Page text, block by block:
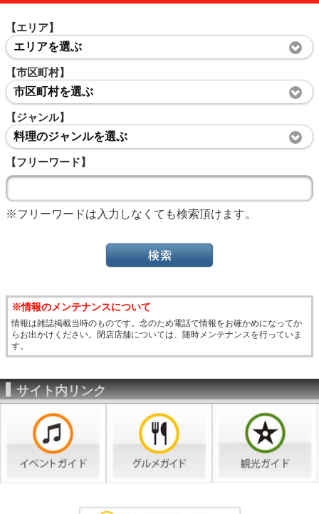
【エリア】
エリアを選ぶ
【市区町村】
市区町村を選ぶ
【ジャンル】
料理のジャンルを選ぶ
【フリーワード】
※フリーワードは入力しなくても検索頂けます。
※情報のメンテナンスについて
情報は雑誌掲載当時のものです。念のため電話で情報をお確かめになってか
らお出かけください。閉店店舗については、随時メンテナンスを行っていま
す。
サイト内リンク